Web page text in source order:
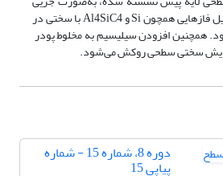
حل شده و منجر به تشکیل فازهایی همچون Si و Al4SiC4 با سختی در
می‌شود. همچنین افزودن سیلیسیم به مخلوط پودر
سختی سطحی روکش می‌شود.
دوره 8، شماره 15 - شماره
پیاپی 15